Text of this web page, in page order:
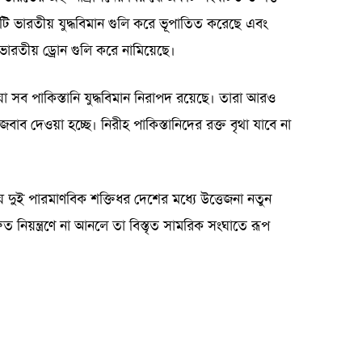
ভারতীয় যুদ্ধবিমান গুলি করে ভূপাতিত করেছে এবং
ড্রোন গুলি করে নামিয়েছে।
সব পাকিস্তানি যুদ্ধবিমান নিরাপদ রয়েছে। তারা আরও
দেওয়া হচ্ছে। নিরীহ পাকিস্তানিদের রক্ত বৃথা যাবে না
দুই পারমাণবিক শক্তিধর দেশের মধ্যে উত্তেজনা নতুন
নিয়ন্ত্রণে না আনলে তা বিস্তৃত সামরিক সংঘাতে রূপ